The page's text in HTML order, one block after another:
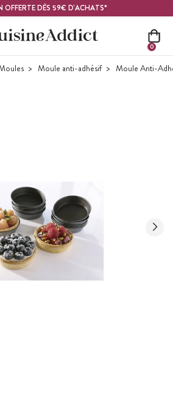
OFFERTE DÈS 59€ D'ACHATS*
0
Moule anti-adhésif Moule Anti-